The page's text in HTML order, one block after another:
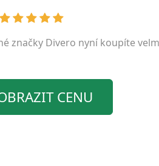
značky Divero nyní koupíte
CENU